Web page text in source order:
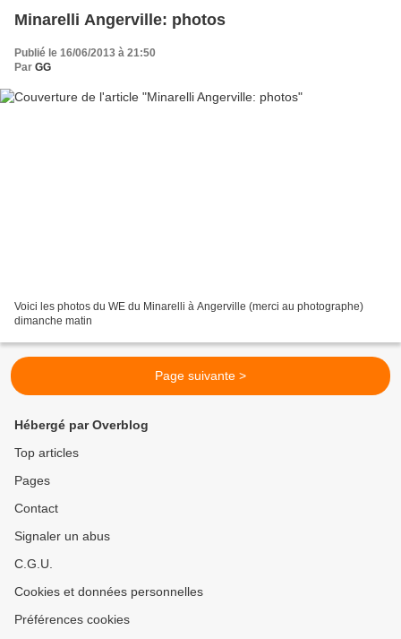
Minarelli Angerville: photos
Publié le 16/06/2013 à 21:50
Par GG
Voici les photos du WE du Minarelli à Angerville (merci au photographe)
dimanche matin
Page suivante >
Hébergé par Overblog
Top articles
Pages
Contact
Signaler un abus
C.G.U.
Cookies et données personnelles
Préférences cookies